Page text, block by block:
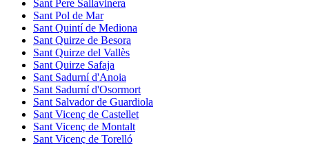
Sant Pere Sallavinera
Sant Pol de Mar
Sant Quintí de Mediona
Sant Quirze de Besora
Sant Quirze del Vallès
Sant Quirze Safaja
Sant Sadurní d'Anoia
Sant Sadurní d'Osormort
Sant Salvador de Guardiola
Sant Vicenç de Castellet
Sant Vicenç de Montalt
Sant Vicenç de Torelló